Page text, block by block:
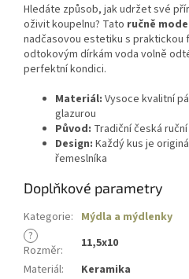
Hledáte způsob, jak udržet své
oživit koupelnu? Tato ručně
nadčasovou estetiku s praktickou
odtokovým dírkám voda volně
perfektní kondici.
Materiál: Vysoce kvalitní
glazurou
Původ: Tradiční česká
Design: Každý kus je
řemeslníka
Doplňkové parametry
Kategorie: Mýdla a mýdlenky
?
Rozměr:
11,5x10
Materiál:
Keramika